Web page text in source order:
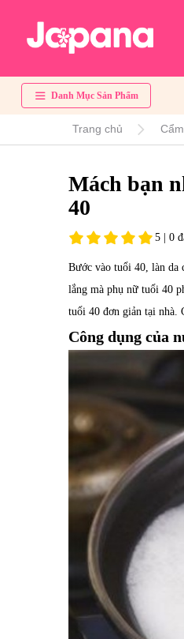
Danh Mục Sản Phẩm
Trang chủ
Mách bạn
40
5 | 0
Bước vào tuổi 40, làn da
lắng mà phụ nữ tuổi 40
tuổi 40 đơn giản tại nhà.
Công dụng của